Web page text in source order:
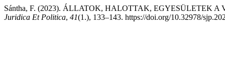
Sántha, F. (2023). ÁLLATOK, HALOTTAK, EGYESÜLETEK
Juridica Et Politica, 41(1.), 133–143. https://doi.org/10.32978/